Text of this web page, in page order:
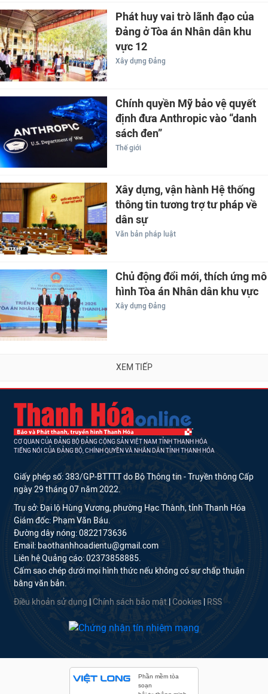
Phát huy vai trò lãnh đạo của
Đảng ở Tòa án Nhân dân khu
vực 12
Xây dựng Đảng
Chính quyền Mỹ bảo vệ quyết
định đưa Anthropic vào “danh
sách đen”
Thế giới
Xây dựng, vận hành Hệ thống
thông tin tương trợ tư pháp về
dân sự
Văn bản pháp luật
Chủ động đổi mới, thích ứng mô
hình Tòa án Nhân dân khu vực
Xây dựng Đảng
XEM TIẾP
CƠ QUAN CỦA ĐẢNG BỘ ĐẢNG CỘNG SẢN VIỆT NAM TỈNH THANH HÓA
TIẾNG NÓI CỦA ĐẢNG BỘ, CHÍNH QUYỀN VÀ NHÂN DÂN TỈNH THANH HÓA
Giấy phép số: 383/GP-BTTTT do Bộ Thông tin - Truyền thông Cấp
ngày 29 tháng 07 năm 2022.
Trụ sở: Đại lộ Hùng Vương, phường Hạc Thành, tỉnh Thanh Hóa
Giám đốc: Phạm Văn Báu.
Đường dây nóng: 0822173636
Email: baothanhhoadientu@gmail.com
Liên hệ Quảng cáo: 02373858885.
Cấm sao chép dưới mọi hình thức nếu không có sự chấp thuận
bằng văn bản.
Điều khoản sử dụng Chính sách bảo mật Cookies RSS
Phần mềm tòa
soạn